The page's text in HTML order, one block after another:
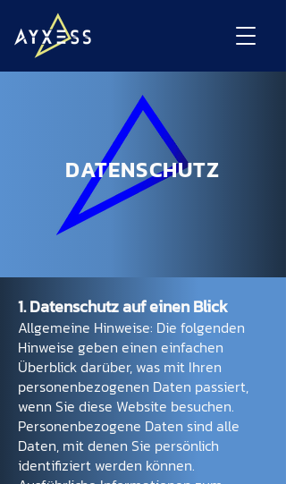
DATENSCHUTZ
1. Datenschutz auf einen Blick
Allgemeine Hinweise: Die folgenden
Hinweise geben einen einfachen
Überblick darüber, was mit Ihren
personenbezogenen Daten passiert,
wenn Sie diese Website besuchen.
Personenbezogene Daten sind alle
Daten, mit denen Sie persönlich
identifiziert werden können.